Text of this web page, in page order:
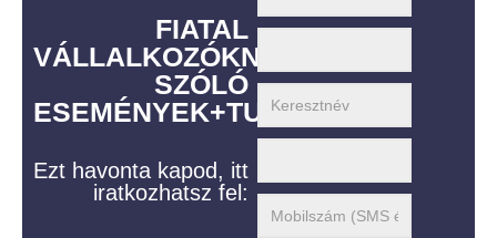
FIATAL
VÁLLALKOZÓKNAK
SZÓLÓ
ESEMÉNYEK+TUDÁS
Ezt havonta kapod, itt
iratkozhatsz fel: